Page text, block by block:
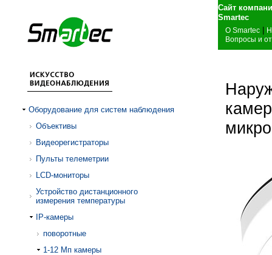
Сайт
О Smartec
Вопросы и
Оборудование для систем наблюдения
Объективы
Видеорегистраторы
Пульты телеметрии
LCD-мониторы
Устройство дистанционного
измерения температуры
IP-камеры
поворотные
1-12 Mп камеры